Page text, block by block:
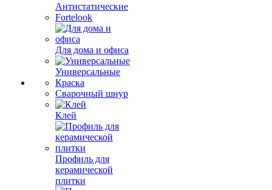
Антистатические
Fortelook
Для дома и офиса
Универсальные
Краска
Сварочный шнур
Клей
Профиль для
керамической
плитки